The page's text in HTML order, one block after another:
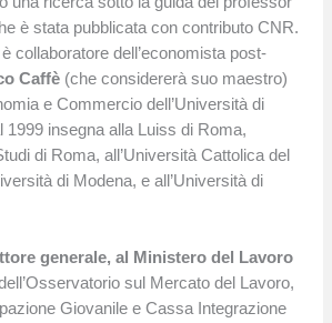
è stata pubblicata con contributo CNR.
collaboratore dell’economista post-
Caffè (che considererà suo maestro)
e Commercio dell’Università di
1999 insegna alla Luiss di Roma,
di Roma, all’Università Cattolica del
di Modena, e all’Università di
generale, al Ministero del Lavoro
sul Mercato del Lavoro,
Giovanile e Cassa Integrazione